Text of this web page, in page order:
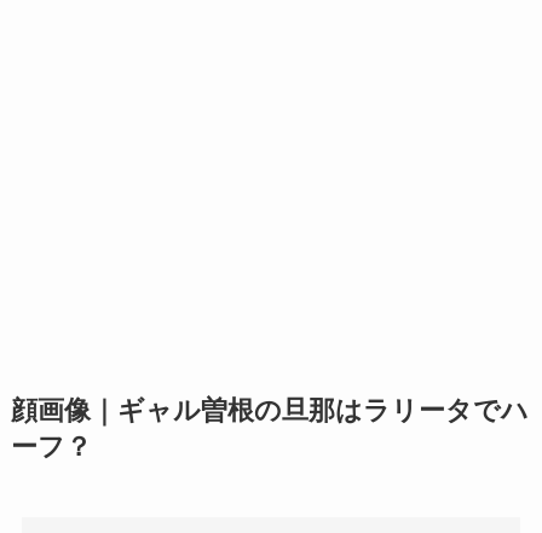
顔画像｜ギャル曽根の旦那はラリータでハ
ーフ？